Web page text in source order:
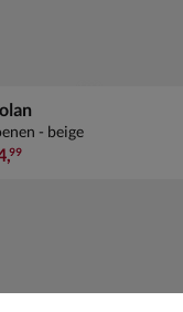
- beige
voor € 104,99
,99